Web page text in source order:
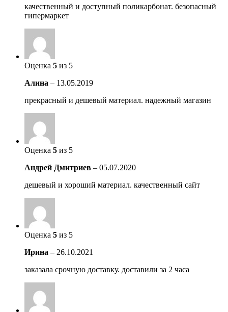
качественный и доступный поликарбонат. безопасный
гипермаркет
Оценка 5 из 5
Алина – 13.05.2019
прекрасный и дешевый материал. надежный магазин
Оценка 5 из 5
Андрей Дмитриев – 05.07.2020
дешевый и хороший материал. качественный сайт
Оценка 5 из 5
Ирина – 26.10.2021
заказала срочную доставку. доставили за 2 часа